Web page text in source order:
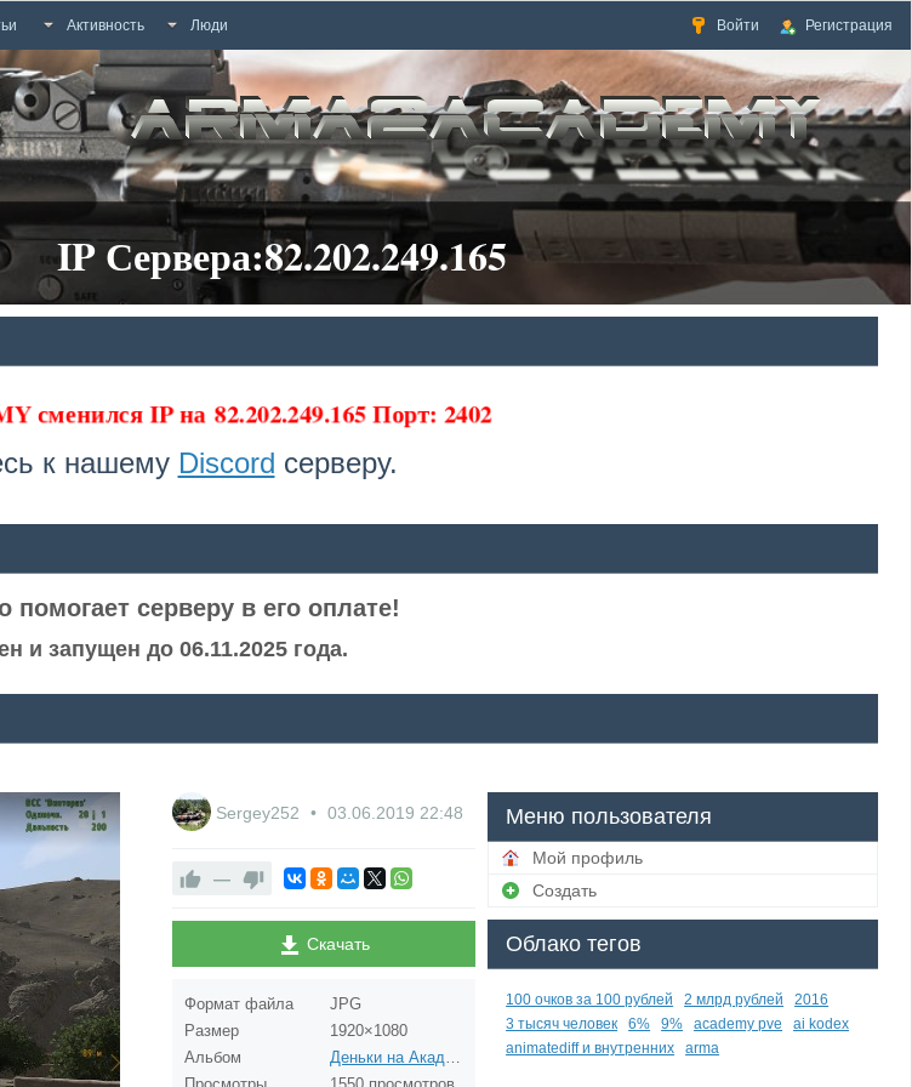
Активность Люди Войти Регистрация
IP Сервера:82.202.249.165
сменился IP на82.202.249.165 Порт: 2402
к нашему Discord серверу.
помогает серверу в его оплате!
и запущен до 06.11.2025 года.
Sergey252 03.06.2019 22:48
—
Скачать
Формат файла
JPG
Размер
1920×1080
Альбом
Деньки на Академии
Меню пользователя
Мой профиль
Создать
Облако тегов
100 очков за 100 рублей 2 млрд рублей
2016
3 тысяч человек
6% 9% academy pve
ai kodex
animatediff и внутренних
arma